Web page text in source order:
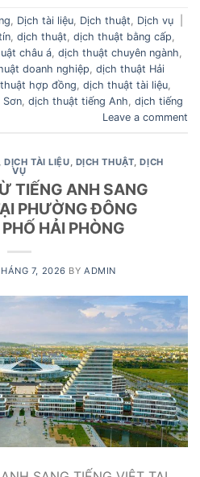
, Dịch tài liệu, Dịch thuật, Dịch vụ
, dịch thuật, dịch thuật bằng cấp,
châu á, dịch thuật chuyên ngành,
doanh nghiệp, dịch thuật Hải
hợp đồng, dịch thuật tài liệu,
, dịch thuật tiếng Anh, dịch tiếng
Leave a comment
,DỊCH TÀI LIỆU DỊCH THUẬT ,DỊCH
VỤ
TIẾNG ANH SANG
PHƯỜNG ĐÔNG
HẢI PHÒNG
7, 2026 BY ADMIN